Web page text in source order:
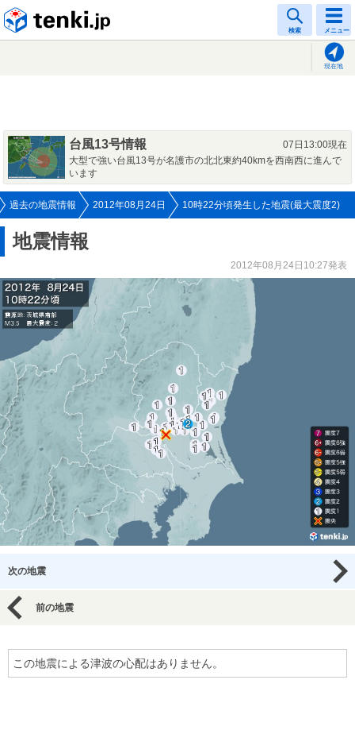
検索 メニュー
現在地
台風13号情報
07日13:00現在
大型で強い台風13号が名護市の北北東約40kmを西南西に進んで
います
過去の地震情報 2012年08月24日 10時22分頃発生した地震(最大震度2)
地震情報
2012年08月24日10:27発表
次の地震
前の地震
この地震による津波の心配はありません。